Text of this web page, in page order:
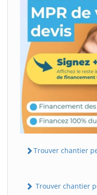
Trouver chantier
Trouver chantier